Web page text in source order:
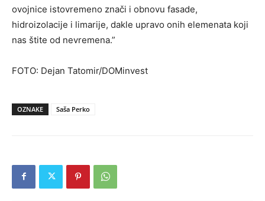
ovojnice istovremeno znači i obnovu fasade,
hidroizolacije i limarije, dakle upravo onih elemenata koji
nas štite od nevremena.”
FOTO: Dejan Tatomir/DOMinvest
OZNAKE Saša Perko